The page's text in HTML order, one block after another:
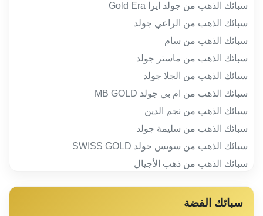
سبائك الذهب من جولد ايرا Gold Era
سبائك الذهب من الراعي جولد
سبائك الذهب من سام
سبائك الذهب من ماستر جولد
سبائك الذهب من الجلا جولد
سبائك الذهب من ام بي جولد MB GOLD
سبائك الذهب من نجم الدين
سبائك الذهب من سليمة جولد
سبائك الذهب من سويس جولد SWISS GOLD
سبائك الذهب من ذهب الأجيال
سبائك الفضة